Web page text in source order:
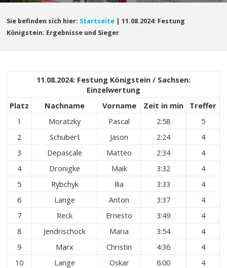
Sie befinden sich hier: Startseite |11.08.2024: Festung
Königstein: Ergebnisse und Sieger
11.08.2024: Festung Königstein / Sachsen:
Einzelwertung
Platz
Nachname Vorname Zeit in min
Treffer
1
Moratzky Pascal 2:58
5
2
Schubert Jason 2:24
4
3
Depascale Matteo 2:34
4
4
Dronigke Maik 3:32
4
5
Rybchyk Ilia 3:33
4
6
Lange Anton 3:37
4
7
Reck Ernesto 3:49
4
8
Jendrischock Maria 3:54
4
9
Marx Christin 4:36
4
10
Lange Oskar 6:00
4